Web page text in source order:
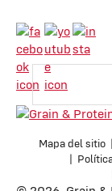
Mapa del sitio